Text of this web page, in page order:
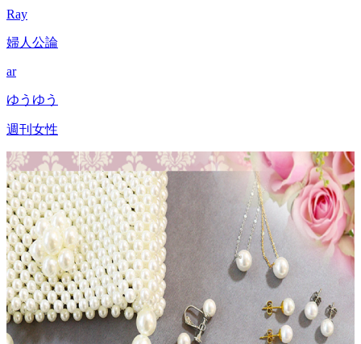
Ray
婦人公論
ar
ゆうゆう
週刊女性